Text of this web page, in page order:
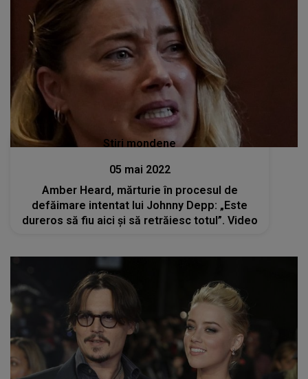
Stiri mondene
05 mai 2022
Amber Heard, mărturie în procesul de
defăimare intentat lui Johnny Depp: „Este
dureros să fiu aici și să retrăiesc totul”. Video